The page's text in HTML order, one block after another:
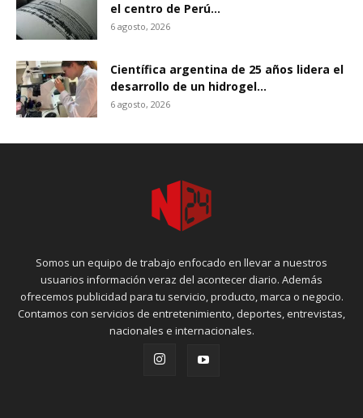
el centro de Perú...
6 agosto, 2026
Científica argentina de 25 años lidera el
desarrollo de un hidrogel...
6 agosto, 2026
Somos un equipo de trabajo enfocado en llevar a nuestros
usuarios información veraz del acontecer diario. Además
ofrecemos publicidad para tu servicio, producto, marca o negocio.
Contamos con servicios de entretenimiento, deportes, entrevistas,
nacionales e internacionales.